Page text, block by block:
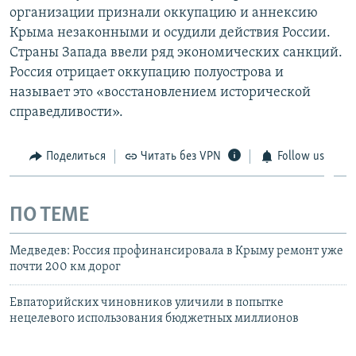
организации признали оккупацию и аннексию
Крыма незаконными и осудили действия России.
Страны Запада ввели ряд экономических санкций.
Россия отрицает оккупацию полуострова и
называет это «восстановлением исторической
справедливости».
Поделиться Читать без VPN Follow us
ПО ТЕМЕ
Медведев: Россия профинансировала в Крыму ремонт уже
почти 200 км дорог
Евпаторийских чиновников уличили в попытке
нецелевого использования бюджетных миллионов